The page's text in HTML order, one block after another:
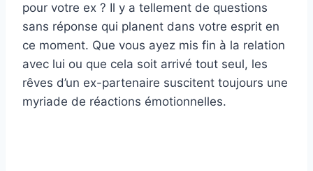
pour votre ex ? Il y a tellement de questions
sans réponse qui planent dans votre esprit en
ce moment. Que vous ayez mis fin à la relation
avec lui ou que cela soit arrivé tout seul, les
rêves d’un ex-partenaire suscitent toujours une
myriade de réactions émotionnelles.